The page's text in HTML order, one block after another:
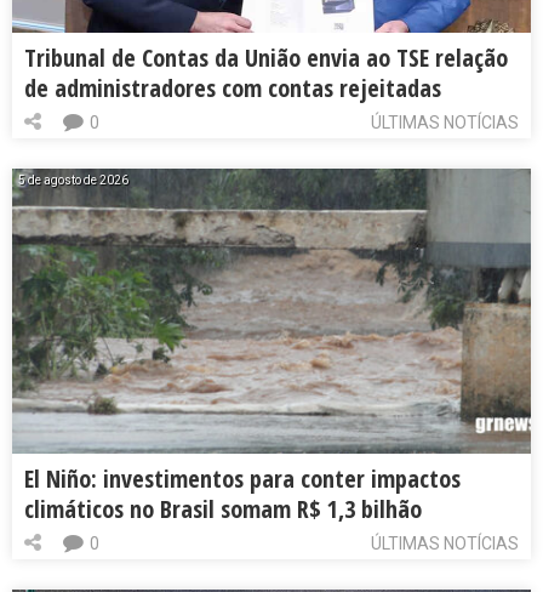
Tribunal de Contas da União envia ao TSE relação
de administradores com contas rejeitadas
ÚLTIMAS NOTÍCIAS
0
5 de agosto de 2026
El Niño: investimentos para conter impactos
climáticos no Brasil somam R$ 1,3 bilhão
ÚLTIMAS NOTÍCIAS
0